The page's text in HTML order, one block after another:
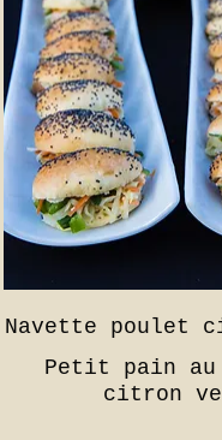
Navette poulet
Petit pain au
citron